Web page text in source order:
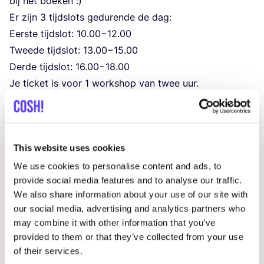
This website uses cookies
We use cookies to personalise content and ads, to
provide social media features and to analyse our traffic.
We also share information about your use of our site with
our social media, advertising and analytics partners who
may combine it with other information that you’ve
provided to them or that they’ve collected from your use
of their services.
Er zijn 3 tijd­slots gedu­ren­de de dag:
Eer­ste tijd­slot: 10.00−12.00
Twee­de tijd­slot: 13.00−15.00
Der­de tijd­slot: 16.00−18.00
Je tic­ket is voor 1 work­shop van twee uur.
Het tic­ket omvat alle mate­ri­a­len en natuur­lijk het judo-
pak.
Gerelateerde evenementen